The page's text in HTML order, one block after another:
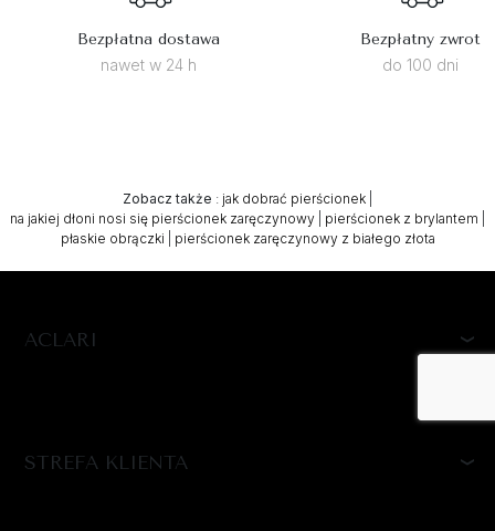
Bezpłatna dostawa
nawet w 24 h
Bezpłatny zwrot
do 100 dni
Zobacz także : jak dobrać pierścionek
na jakiej dłoni nosi się pierścionek zaręczynowy
pierścionek z brylantem
płaskie obrączki
pierścionek zaręczynowy z białego złota
ACLARI
STREFA KLIENTA